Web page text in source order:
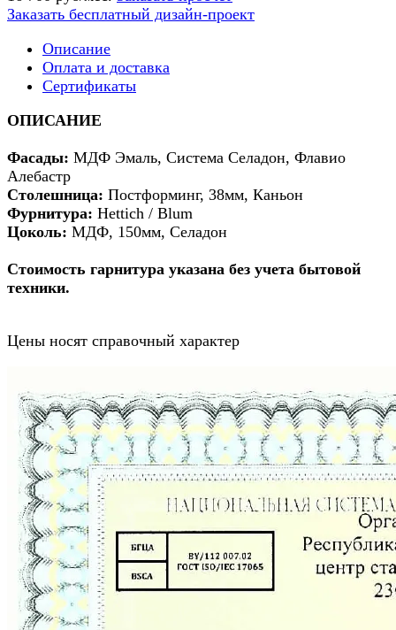
Заказать бесплатный дизайн-проект
Описание
Оплата и доставка
Сертификаты
ОПИСАНИЕ
Фасады: МДФ Эмаль, Система Селадон, Флавио
Алебастр
Столешница: Постформинг, 38мм, Каньон
Фурнитура: Hettich / Blum
Цоколь: МДФ, 150мм, Селадон
Стоимость гарнитура указана без учета бытовой
техники.
Цены носят справочный характер